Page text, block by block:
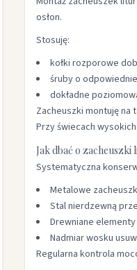
osłon.
Stosuję:
kołki rozporowe
śruby o
dokładne
Zacheuszki montuję
Przy świecach
Jak dbać o
Systematyczna
Metalowe
Stal nierdzewną
Drewniane
Nadmiar wosku
Regularna kontrola